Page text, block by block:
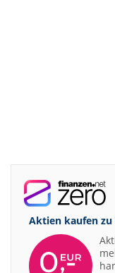
Aktien kaufen zu